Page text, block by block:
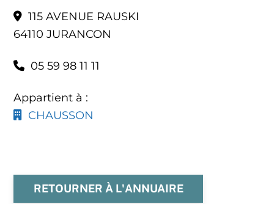
115 AVENUE RAUSKI
64110 JURANCON
05 59 98 11 11
Appartient à :
CHAUSSON
RETOURNER À L'ANNUAIRE